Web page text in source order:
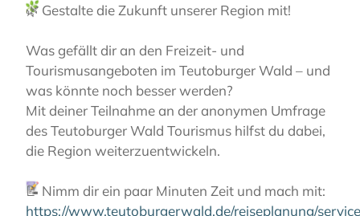
Willebadessen - Zu
mystischen Stätten
WANDERN
WILLEBADESSEN - ZU MYSTISCHEN
STÄTTEN
🌿 Gestalte die Zukunft unserer Region mit!
Was gefällt dir an den Freizeit- und
Tourismusangeboten im Teutoburger Wald – und
was könnte noch besser werden?
Mit deiner Teilnahme an der anonymen Umfrage
des Teutoburger Wald Tourismus hilfst du dabei,
die Region weiterzuentwickeln.
📝 Nimm dir ein paar Minuten Zeit und mach mit:
https://www.teutoburgerwald.de/reiseplanung/